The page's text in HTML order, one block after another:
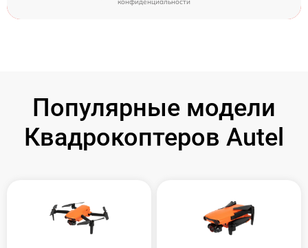
Популярные модели
Квадрокоптеров Autel